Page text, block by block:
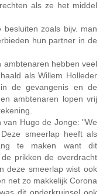
als ze het middel
zoals bijv. man
hun partner in de
ambtenaren hebben veel
als Willem Holleder
de gevangenis en de
ambtenaren lopen vrij
Hugo de Jonge: "We
smeerlap heeft als
te maken want dit
prikken de overdracht
deze smeerlap wist ook
net zo makkelijk Corona